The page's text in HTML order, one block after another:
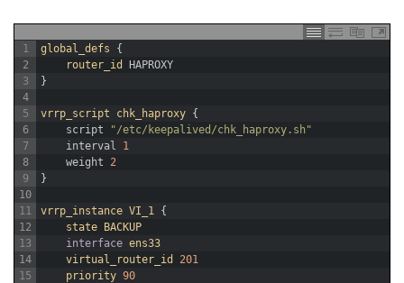
1
2
3
4
5
6
7
8
9
10
11
12
13
14
15
global_defs
{
router_id
HAPROXY
}
vrrp_script chk_haproxy {
script
"/etc/keepalived/chk_haproxy.sh"
interval
1
weight
2
}
vrrp_instance VI_1 {
state
BACKUP
interface ens33
virtual_router_id
201
priority 90